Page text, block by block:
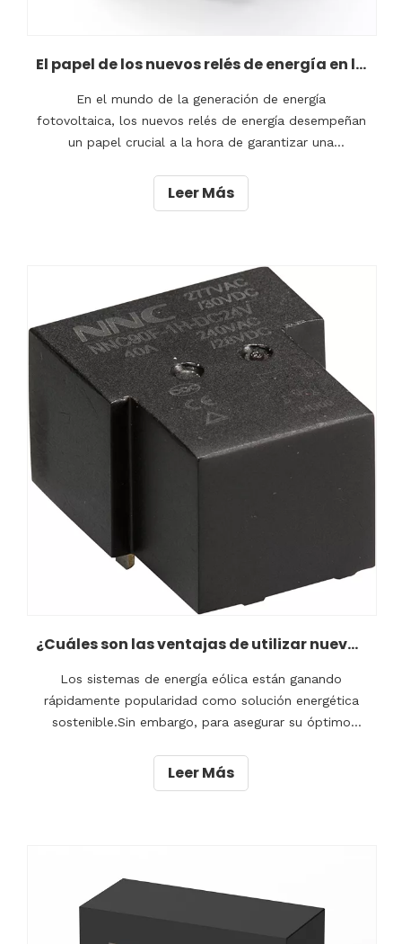
El papel de los nuevos relés de energía en la generación de energía fotovoltaica
En el mundo de la generación de energía
fotovoltaica, los nuevos relés de energía desempeñan
un papel crucial a la hora de garantizar una
se han vuelto cada vez más importantes a medida
que la demanda de fuentes de energía renovables
Leer Más
¿Cuáles son las ventajas de utilizar nuevos relés de energía en sistemas de energía eólica?
Los sistemas de energía eólica están ganando
rápidamente popularidad como solución energética
sostenible.Sin embargo, para asegurar su óptimo
energía.En este artículo, exploraremos las ventajas de
utilizar estos relés avanzados en sistemas de energía
Leer Más